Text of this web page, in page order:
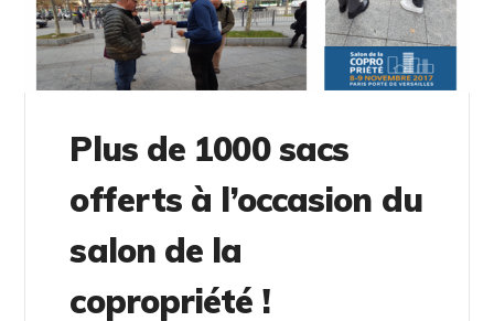
Plus de 1000 sacs
offerts à l’occasion du
salon de la
copropriété !